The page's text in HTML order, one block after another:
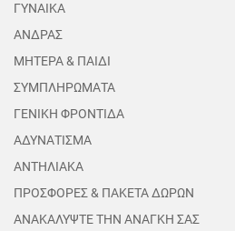
ΓΥΝΑΙΚΑ
ΑΝΔΡΑΣ
ΜΗΤΕΡΑ & ΠΑΙΔΙ
ΣΥΜΠΛΗΡΩΜΑΤΑ
ΓΕΝΙΚΗ ΦΡΟΝΤΙΔΑ
ΑΔΥΝΑΤΙΣΜΑ
ΑΝΤΗΛΙΑΚΑ
ΠΡΟΣΦΟΡΕΣ & ΠΑΚΕΤΑ ΔΩΡΩΝ
ΑΝΑΚΑΛΥΨΤΕ ΤΗΝ ΑΝΑΓΚΗ ΣΑΣ